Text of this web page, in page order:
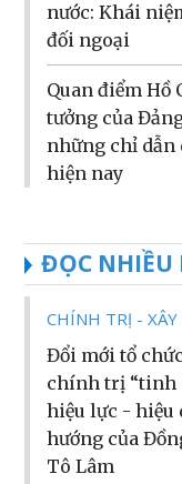
nước: Khái
đối ngoại
Quan điểm Hồ
tưởng của
những chỉ dẫn
hiện nay
ĐỌC NHIỀU
CHÍNH TRỊ -
Đổi mới tổ
chính trị “tinh
hiệu lực - hiệu
hướng của
Tô Lâm